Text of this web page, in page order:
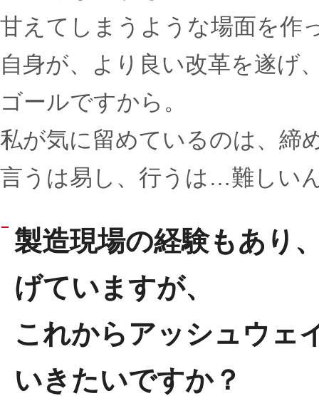
甘えてしまうような場面を作
自身が、より良い改革を遂げ
ゴールですから。
私が気に留めているのは、締
言うは易し、行うは…難しい
製造現場の経験もあり
げていますが、
これからアッシュウェ
いきたいですか？